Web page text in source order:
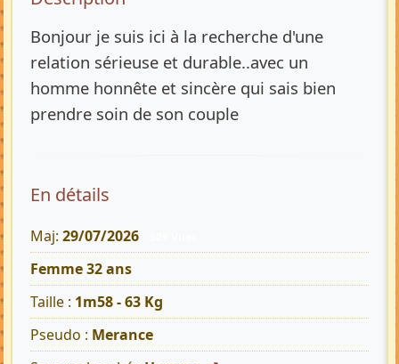
Bonjour je suis ici à la recherche d'une
relation sérieuse et durable..avec un
homme honnête et sincère qui sais bien
prendre soin de son couple
En détails
Maj: 29/07/2026
Femme 32 ans
Taille : 1m58 - 63 Kg
Pseudo : Merance